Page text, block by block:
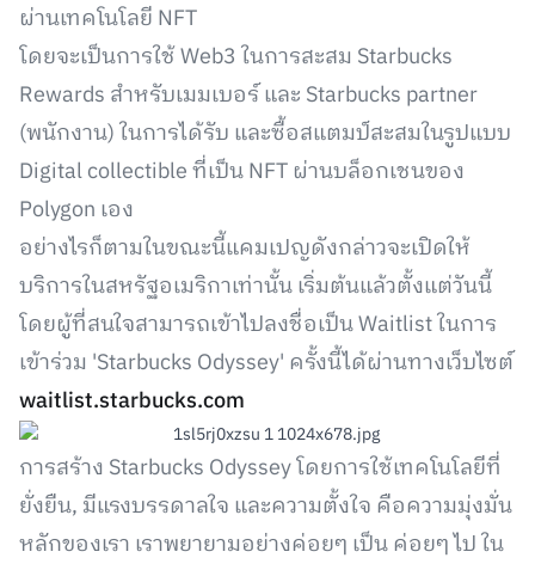
ผ่านเทคโนโลยี NFT
โดยจะเป็นการใช้ Web3 ในการสะสม Starbucks
Rewards สำหรับเมมเบอร์ และ Starbucks partner
(พนักงาน) ในการได้รับ และซื้อสแตมป์สะสมในรูปแบบ
Digital collectible ที่เป็น NFT ผ่านบล็อกเชนของ
Polygon เอง
อย่างไรก็ตามในขณะนี้แคมเปญดังกล่าวจะเปิดให้
บริการในสหรัฐอเมริกาเท่านั้น เริ่มต้นแล้วตั้งแต่วันนี้
โดยผู้ที่สนใจสามารถเข้าไปลงชื่อเป็น Waitlist ในการ
เข้าร่วม 'Starbucks Odyssey' ครั้งนี้ได้ผ่านทางเว็บไซต์
waitlist.starbucks.com
การสร้าง Starbucks Odyssey โดยการใช้เทคโนโลยีที่
ยั่งยืน, มีแรงบรรดาลใจ และความตั้งใจ คือความมุ่งมั่น
หลักของเรา เราพยายามอย่างค่อยๆ เป็น ค่อยๆ ไป ใน